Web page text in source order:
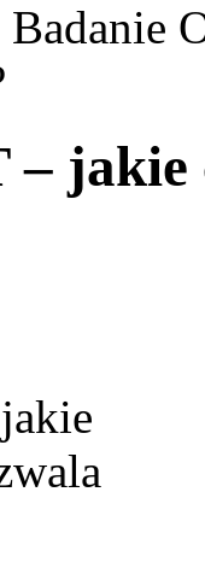
Badanie
–